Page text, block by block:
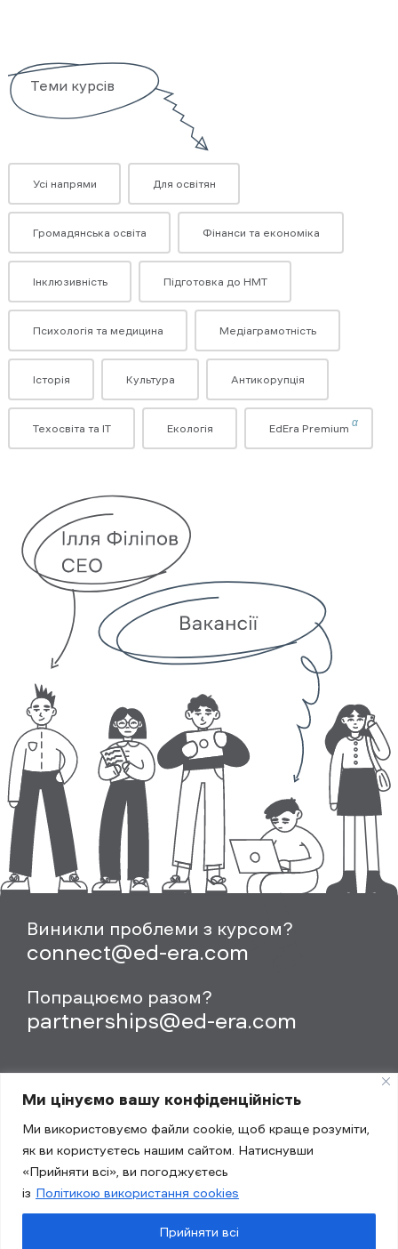
Ми цінуємо вашу конфіденційність
Ми використовуємо файли cookie, щоб краще розуміти,
як ви користуєтесь нашим сайтом. Натиснувши
«Прийняти всі», ви погоджуєтесь
із Політикою використання cookies
Прийняти всі
Теми курсів
Усі напрями Для освітян
Громадянська освіта Фінанси та економіка
Інклюзивність Підготовка до НМТ
Психологія та медицина Медіаграмотність
Історія Культура Антикорупція
Техосвіта та ІТ Екологія EdEra Premium α
Виникли проблеми з курсом?
connect@ed-era.com
Попрацюємо разом?
partnerships@ed-era.com
Політика конфіденційності
Публічний договір (оферта)